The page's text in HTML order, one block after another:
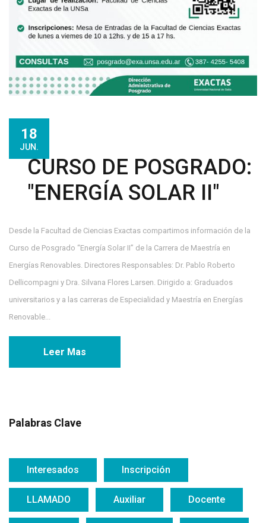
18
JUN.
CURSO DE POSGRADO:
"ENERGÍA SOLAR II"
Desde la Facultad de Ciencias Exactas compartimos información de la
Curso de Posgrado “Energía Solar II” de la Carrera de Maestría en
Energías Renovables. Directores Responsables: Dr. Pablo Roberto
Dellicompagni y Dra. Silvana Flores Larsen. Dirigido a: Graduados
universitarios y a las carreras de Especialidad y Maestría en Energías
Renovable...
Leer Mas
Palabras Clave
Interesados Inscripción
LLAMADO Auxiliar Docente